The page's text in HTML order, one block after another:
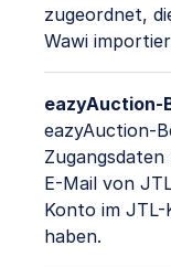
zugeordnet,
Wawi
eazyAuction-
eazyAuction-
E-Mail von
Konto im
haben.